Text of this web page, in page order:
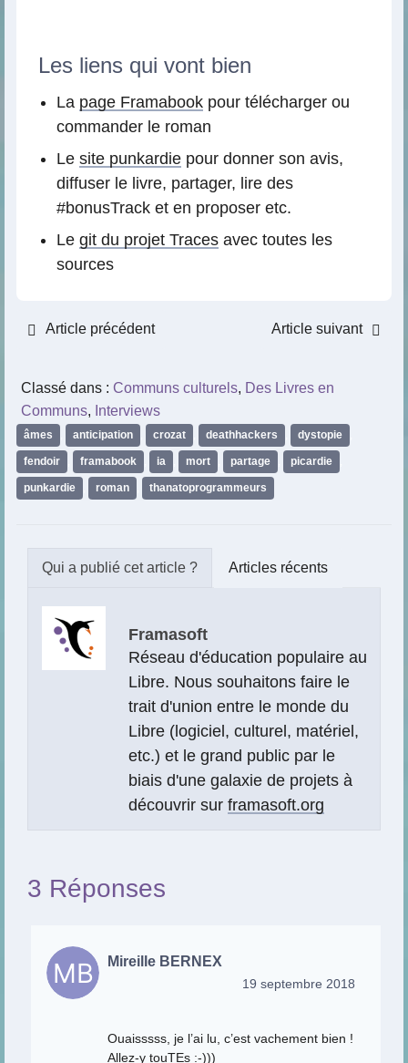
Les liens qui vont bien
La page Framabook pour télécharger ou
commander le roman
Le site punkardie pour donner son avis,
diffuser le livre, partager, lire des
#bonusTrack et en proposer etc.
Le git du projet Traces avec toutes les
sources
Article précédent Article suivant
Classé dans : Communs culturels, Des Livres en
Communs, Interviews
âmes anticipation crozat deathhackers dystopie
fendoir framabook ia mort partage picardie
punkardie roman thanatoprogrammeurs
Articles récents
Framasoft
Réseau d'éducation populaire au
Libre. Nous souhaitons faire le
trait d'union entre le monde du
Libre (logiciel, culturel, matériel,
etc.) et le grand public par le
biais d'une galaxie de projets à
découvrir sur framasoft.org
3 Réponses
Mireille BERNEX
19 septembre 2018
Ouaisssss, je l’ai lu, c’est vachement bien !
Allez-y touTEs :-)))